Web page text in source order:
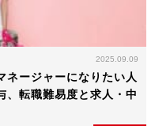
2025.09.09
ージャーになりたい人
、転職難易度と求人・中